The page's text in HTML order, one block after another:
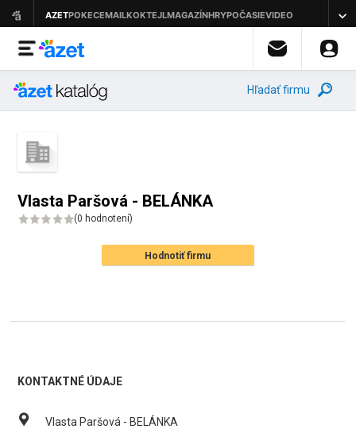
Hľadať firmu
Vlasta Paršová - BELÁNKA
(0 hodnotení)
Hodnotiť firmu
KONTAKTNÉ ÚDAJE
Vlasta Paršová - BELÁNKA